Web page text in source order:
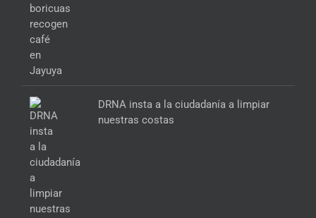
DRNA insta a la ciudadanía a limpiar
nuestras costas